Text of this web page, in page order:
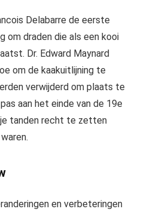
Delabarre de eerste
om draden die als een kooi
Dr. Edward Maynard
om de kaakuitlijning te
verwijderd om plaats te
aan het einde van de 19e
tanden recht te zetten
en verbeteringen